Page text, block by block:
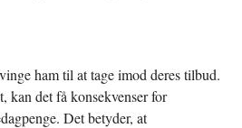
ham til at tage imod deres tilbud.
kan det få konsekvenser for
Det betyder, at